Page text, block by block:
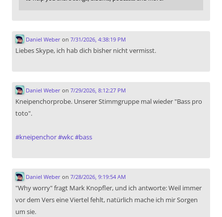
Daniel Weberon 7/31/2026, 4:38:19 PM
Liebes Skype, ich hab dich bisher nicht vermisst.
Daniel Weberon 7/29/2026, 8:12:27 PM
Kneipenchorprobe. Unserer Stimmgruppe mal wieder "Bass pro
toto".
#kneipenchor#wkc#bass
Daniel Weberon 7/28/2026, 9:19:54 AM
"Why worry" fragt Mark Knopfler, und ich antworte: Weil immer
vor dem Vers eine Viertel fehlt, natürlich mache ich mir Sorgen
um sie.